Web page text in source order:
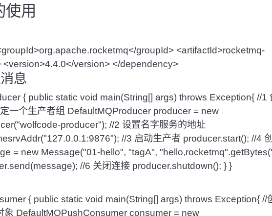
使用
groupId>org.apache.rocketmq</groupId> <artifactId>rocketmq-
<version>4.4.0</version> </dependency>
息
{ public static void main(String[] args) throws Exception{ //1
一个生产者组 DefaultMQProducer producer = new
("wolfcode-producer"); //2 设置名字服务的地址
("127.0.0.1:9876"); //3 启动生产者 producer.start(); //4
= new Message("01-hello", "tagA", "hello,rocketmq".getBytes(
.send(message); //6 关闭连接 producer.shutdown(); } }
{ public static void main(String[] args) throws Exception{ //
象 DefaultMQPushConsumer consumer = new